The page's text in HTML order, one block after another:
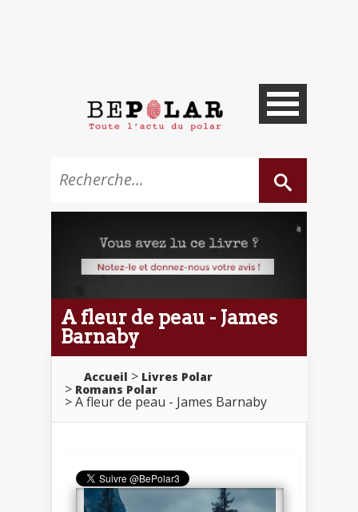
A fleur de peau - James
Barnaby
Accueil
Livres Polar
Romans Polar
A fleur de peau - James Barnaby